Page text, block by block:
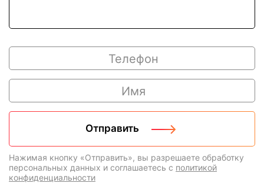
Нажимая кнопку «Отправить», вы разрешаете обработку
персональных данных и соглашаетесь с политикой
конфиденциальности